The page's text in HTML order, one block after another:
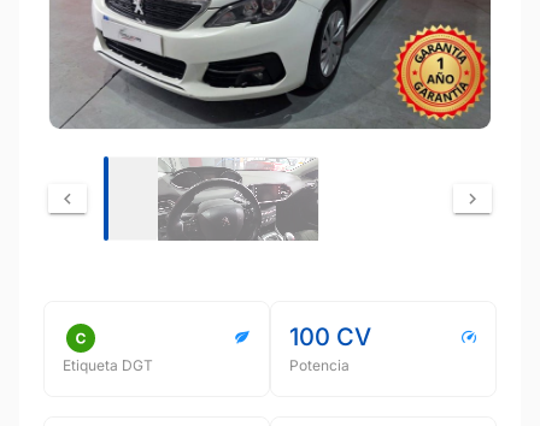
Etiqueta DGT
100 CV
Potencia